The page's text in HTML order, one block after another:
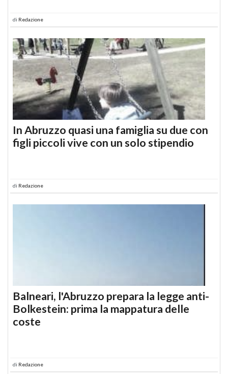
di Redazione
In Abruzzo quasi una famiglia su due con
figli piccoli vive con un solo stipendio
di Redazione
Balneari, l'Abruzzo prepara la legge anti-
Bolkestein: prima la mappatura delle
coste
di Redazione